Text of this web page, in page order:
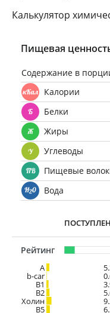
Калькулятор
Пищевая
Содержание в
Калории
Белки
Жиры
Углеводы
Пищевые
Вода
Рейтинг
A
b-car
В1
B2
Холин
B5